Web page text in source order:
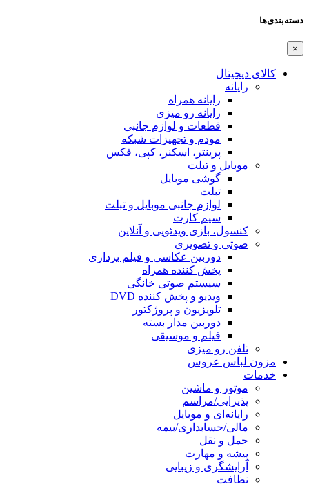
دسته‌بندی‌ها
×
کالای دیجیتال
رایانه
رایانه همراه
رایانه رو میزی
قطعات و لوازم جانبی
مودم و تجهیزات شبکه
پرینتر، اسکنر، کپی، فکس
موبایل و تبلت
گوشی موبایل
تبلت
لوازم جانبی موبایل و تبلت
سیم کارت
کنسول، بازی‌ ویدئویی و آنلاین
صوتی و تصویری
دوربین عکاسی و فیلم برداری
پخش کننده همراه
سیستم صوتی خانگی
ویدیو و پخش کننده DVD
تلویزیون و پروژکتور
دوربین مدار بسته
فیلم و موسیقی
تلفن رو میزی
مزون لباس عروس
خدمات
موتور و ماشین
پذیرایی/مراسم
رایانه‌ای و موبایل
مالی/حسابداری/بیمه
حمل و نقل
پیشه و مهارت
آرایشگری و زیبایی
نظافت